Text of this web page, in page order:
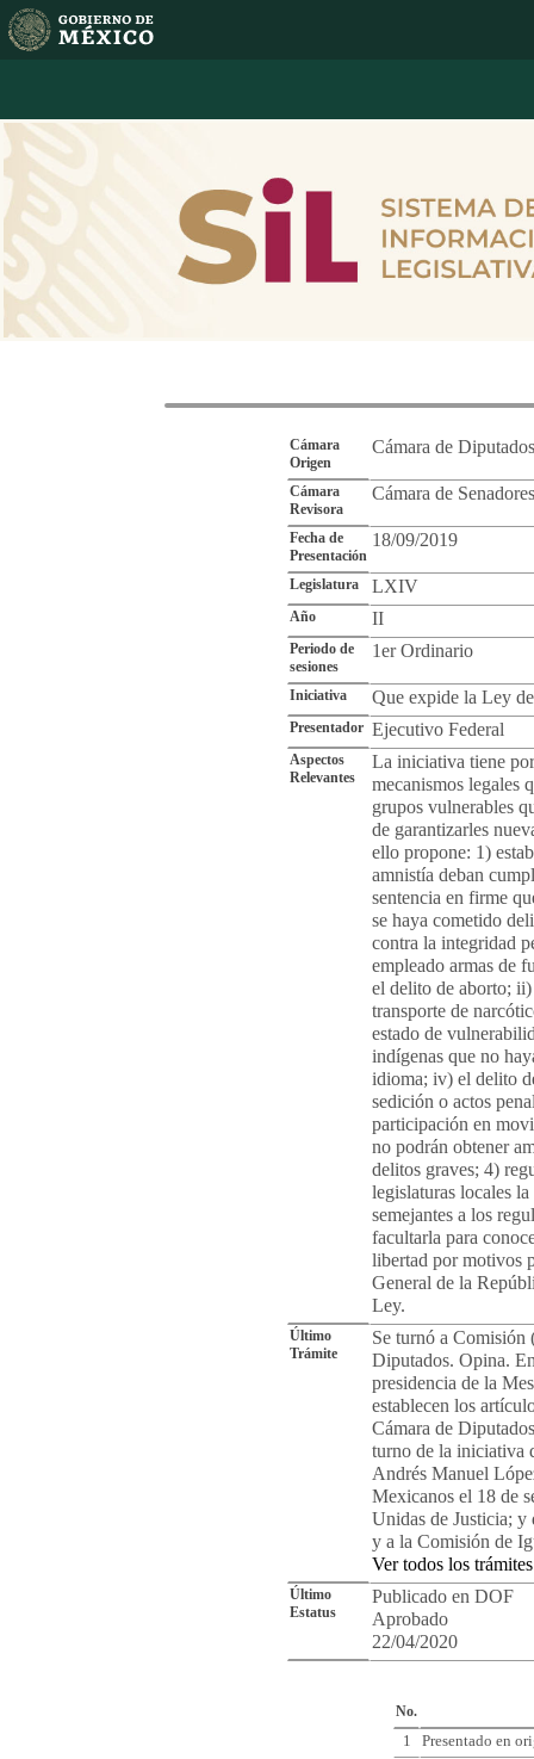
Cámara
Origen
Cámara de Diputados
Cámara
Revisora
Cámara de Senadores
Fecha de
Presentación
18/09/2019
Legislatura LXIV
Año II
Periodo de
sesiones
1er Ordinario
Iniciativa Que expide la Ley
Presentador Ejecutivo Federal
Aspectos
Relevantes
La iniciativa tiene
mecanismos legales
grupos vulnerables
de garantizarles
ello propone: 1)
amnistía deban
sentencia en firme
se haya cometido
contra la integridad
empleado armas de
el delito de aborto;
transporte de
estado de
indígenas que no
idioma; iv) el delito
sedición o actos
participación en
no podrán obtener
delitos graves; 4)
legislaturas locales
semejantes a los
facultarla para
libertad por motivos
General de la
Ley.
Último
Trámite
Se turnó a Comisión
Diputados. Opina.
presidencia de la
establecen los
Cámara de
turno de la iniciativa
Andrés Manuel
Mexicanos el 18 de
Unidas de Justicia; y
y a la Comisión de
Ver todos los trámites
Último
Estatus
Publicado en DOF
Aprobado
22/04/2020
No.
1
Presentado en